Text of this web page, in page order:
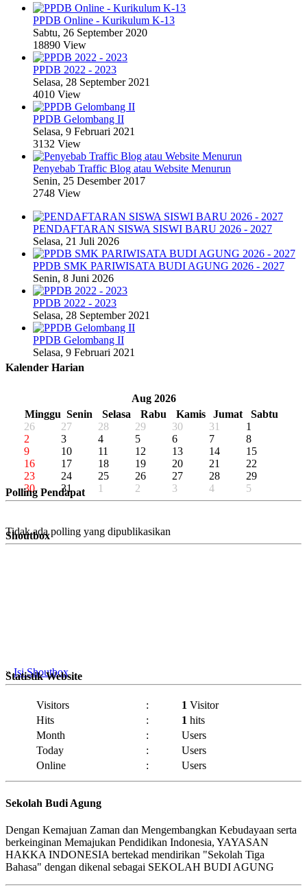
PPDB Online - Kurikulum K-13
Sabtu, 26 September 2020
18890 View
PPDB 2022 - 2023
Selasa, 28 September 2021
4010 View
PPDB Gelombang II
Selasa, 9 Februari 2021
3132 View
Penyebab Traffic Blog atau Website Menurun
Senin, 25 Desember 2017
2748 View
PENDAFTARAN SISWA SISWI BARU 2026 - 2027
Selasa, 21 Juli 2026
PPDB SMK PARIWISATA BUDI AGUNG 2026 - 2027
Senin, 8 Juni 2026
PPDB 2022 - 2023
Selasa, 28 September 2021
PPDB Gelombang II
Selasa, 9 Februari 2021
Kalender Harian
Aug 2026
Minggu Senin Selasa Rabu Kamis Jumat
Sabtu
26
27 28 29 30 31
1
2
3 4 5 6 7
8
9
10 11 12 13 14
15
16
17 18 19 20 21
22
23
24 25 26 27 28
29
30
31 1 2 3 4 5
Polling Pendapat
Tidak ada polling yang dipublikasikan
Shoutbox
»Isi Shoutbox
Statistik Website
Visitors : 1 Visitor
Hits
: 1 hits
Month
:
Users
Today
:
Users
Online
: Users
Sekolah Budi Agung
Dengan Kemajuan Zaman dan Mengembangkan Kebudayaan serta
berkeinginan Memajukan Pendidikan Indonesia, YAYASAN
HAKKA INDONESIA bertekad mendirikan "Sekolah Tiga
Bahasa" dengan dikenal sebagai SEKOLAH BUDI AGUNG